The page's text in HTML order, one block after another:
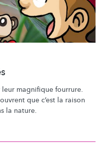
leur magnifique fourrure.
que c’est la raison
la nature.